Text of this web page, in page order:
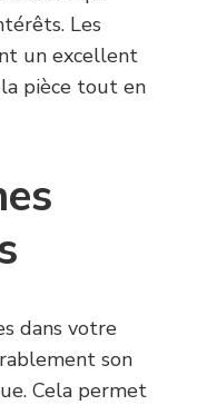
Les
un excellent
pièce tout en
dans votre
son
Cela permet